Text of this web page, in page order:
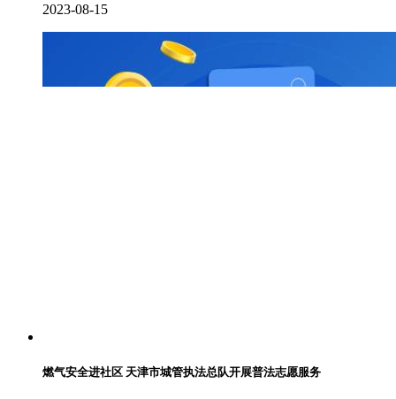
2023-08-15
燃气安全进社区 天津市城管执法总队开展普法志愿服务